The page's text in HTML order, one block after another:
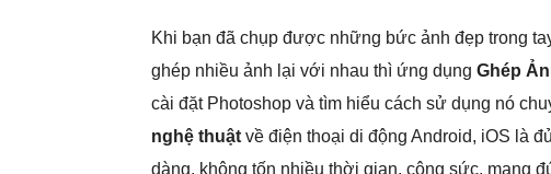
Khi bạn đã chụp được những bức ảnh đẹp trong
ghép nhiều ảnh lại với nhau thì ứng dụng Ghép
cài đặt Photoshop và tìm hiểu cách sử dụng nó
nghệ thuật về điện thoại di động Android, iOS là
dàng, không tốn nhiều thời gian, công sức, mang